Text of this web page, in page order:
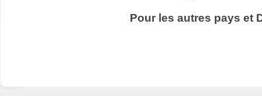
Pour les autres pays et